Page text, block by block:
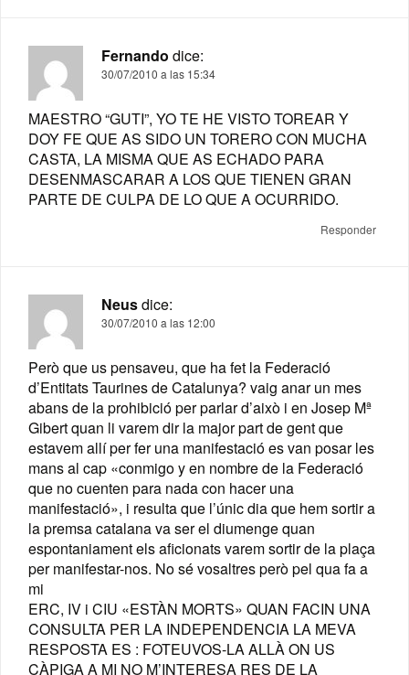
Fernando dice:
30/07/2010 a las 15:34
MAESTRO “GUTI”, YO TE HE VISTO TOREAR Y
DOY FE QUE AS SIDO UN TORERO CON MUCHA
CASTA, LA MISMA QUE AS ECHADO PARA
DESENMASCARAR A LOS QUE TIENEN GRAN
PARTE DE CULPA DE LO QUE A OCURRIDO.
Responder
Neusdice:
30/07/2010 a las 12:00
Però que us pensaveu, que ha fet la Federació
d’Entitats Taurines de Catalunya? vaig anar un mes
abans de la prohibició per parlar d’això i en Josep Mª
Gibert quan li varem dir la major part de gent que
estavem allí per fer una manifestació es van posar les
mans al cap «conmigo y en nombre de la Federació
que no cuenten para nada con hacer una
manifestació», i resulta que l’únic dia que hem sortir a
la premsa catalana va ser el diumenge quan
espontaniament els aficionats varem sortir de la plaça
per manifestar-nos. No sé vosaltres però pel qua fa a
mi
ERC, IV i CIU «ESTÀN MORTS» QUAN FACIN UNA
CONSULTA PER LA INDEPENDENCIA LA MEVA
RESPOSTA ES : FOTEUVOS-LA ALLÀ ON US
CÀPIGA A MI NO M’INTERESA RES DE LA